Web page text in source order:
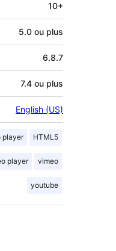
10+
5.0 ou plus
6.8.7
7.4 ou plus
English (US)
player HTML5
player vimeo
youtube